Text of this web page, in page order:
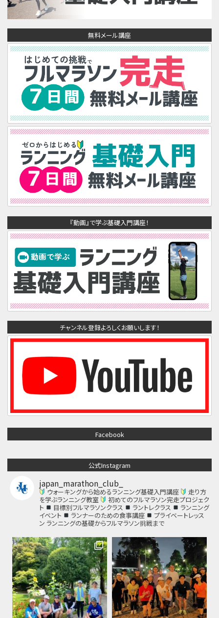
無料メール講座
『動画』で学ぶ基礎入門講座！
チャンネル登録よろしくお願いします！
Facebook
公式Instagram
japan_marathon_club_
ウォーキングから始めるランニング基礎入門講座
走り方
を学ぶランニング教室
初めてのフルマラソン完走プロジェク
ト
目標別フルマラソンクラス ラントレクラス
ランニング
イベント
ランナーのための食事講座
プライベートレッス
ン ランニングの基礎からフルマラソン挑戦まで